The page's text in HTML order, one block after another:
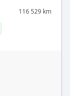
116 529 km